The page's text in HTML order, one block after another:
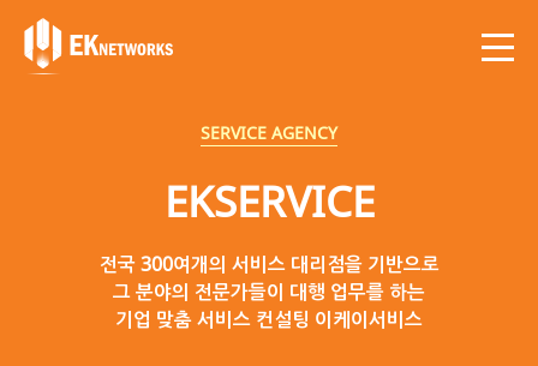
SERVICE AGENCY
EKSERVICE
전국 300여개의 서비스 대리점을 기반으로
그 분야의 전문가들이 대행 업무를 하는
기업 맞춤 서비스 컨설팅 이케이서비스
IT SHOP
EKMALL
가격 경쟁력을 넘어 혁신적인 가격을 제공하고
전문가들이 직접 발로 뛰어 공수해 온
최상의 제품을 공급하는 최적의 IT 쇼핑몰 이케이몰
WEB AGENCY
MODOOMSTUDIO
성공적인 온라인 브랜드 런칭을 위해 전략 기획부터
런칭 홍보까지 각 분야 전문가들이 함께하는
브랜딩 컨설턴트 모둠스튜디오
EASY PAYMENT
IPAYAPP
온라인, 오프라인 어디서나 편리하게 사용 할 수 있는
서비스로 휴대폰 기종에 상관없이 탑재 가능한
신개념 간편 모바일 결제 PayApp!
VIRAL / SNS MARKETING
MARKETING
웹이 펼쳐지는 모든 공간을 전략 마케팅 컨설팅부터
온ᆞ오프라인 마케팅까지 고객 감동의
Insight를 선사합니다.